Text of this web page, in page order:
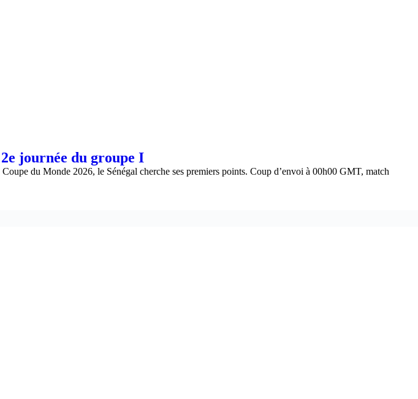
journée du groupe I
du Monde 2026, le Sénégal cherche ses premiers points. Coup d’envoi à 00h00 GMT, match